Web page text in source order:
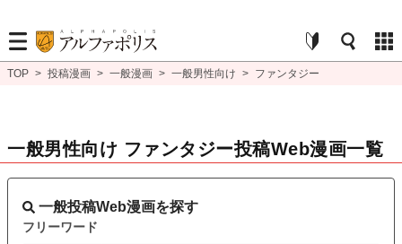
TOP > 投稿漫画 > 一般漫画 > 一般男性向け > ファンタジー
一般男性向け ファンタジー投稿Web漫画一覧
一般投稿Web漫画を探す
フリーワード